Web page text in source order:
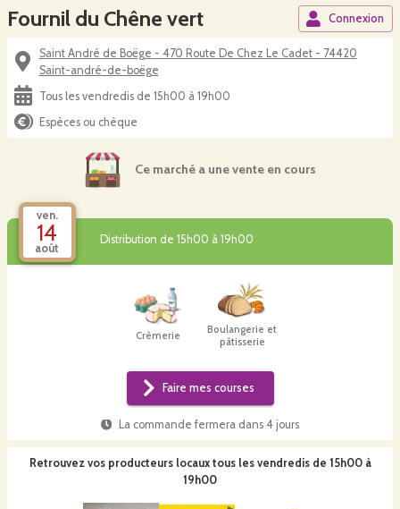
Fournil du Chêne vert Connexion
Saint André de Boëge - 470 Route De Chez Le Cadet - 74420
Saint-andré-de-boëge
Tous les vendredis de 15h00 à 19h00
Espèces ou chèque
Ce marché a une vente en cours
ven.
14
août
Distribution de 15h00 à 19h00
Crèmerie
Boulangerie et
pâtisserie
Faire mes courses
La commande fermera dans4 jours
Retrouvez vos producteurs locaux tous les vendredis de 15h00 à
19h00